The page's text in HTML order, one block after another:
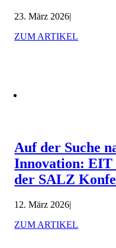
23. März 2026|
ZUM ARTIKEL
Auf der Suche
Innovation:
der SALZ
12. März 2026|
ZUM ARTIKEL